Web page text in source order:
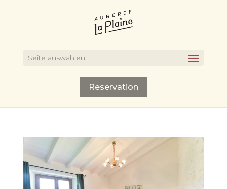
Seite auswählen
Reservation